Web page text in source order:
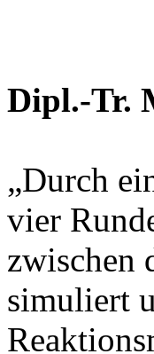
Dipl.-Tr.
„Durch
vier
zwischen
simuliert